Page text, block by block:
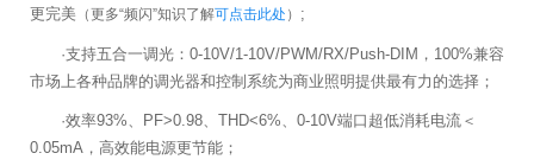
更完美 （更多“频闪”知识了解可点击此处 ） ;
·支持五合一调光：0-10V/1-10V/PWM/RX/Push-DIM，100%兼容
市场上各种品牌的调光器和控制系统为商业照明提供最有力的选择；
·效率93%、PF>0.98、THD<6%、0-10V端口超低消耗电流＜
0.05mA，高效能电源更节能；